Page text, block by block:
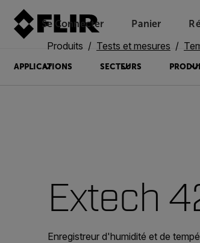
Se Connecter Unread messages
Panier
APPLICATIONS SECTEURS
Produits Tests et mesures
Extech
Enregistreur d'humidité et de